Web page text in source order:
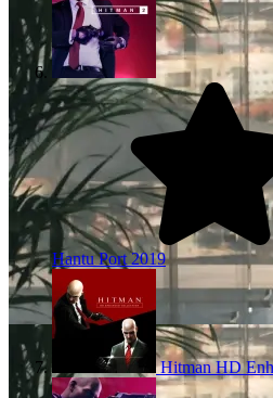
Hantu Port2019
Hitman HD